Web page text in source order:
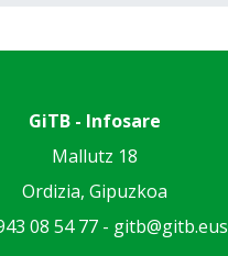
GiTB - Infosare
Mallutz 18
Ordizia, Gipuzkoa
08 54 77 - gitb@gitb.eus